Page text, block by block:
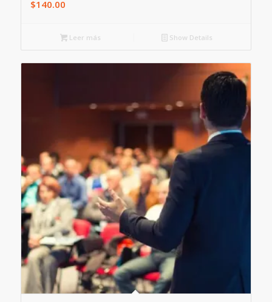
$140.00
Leer más Show Details